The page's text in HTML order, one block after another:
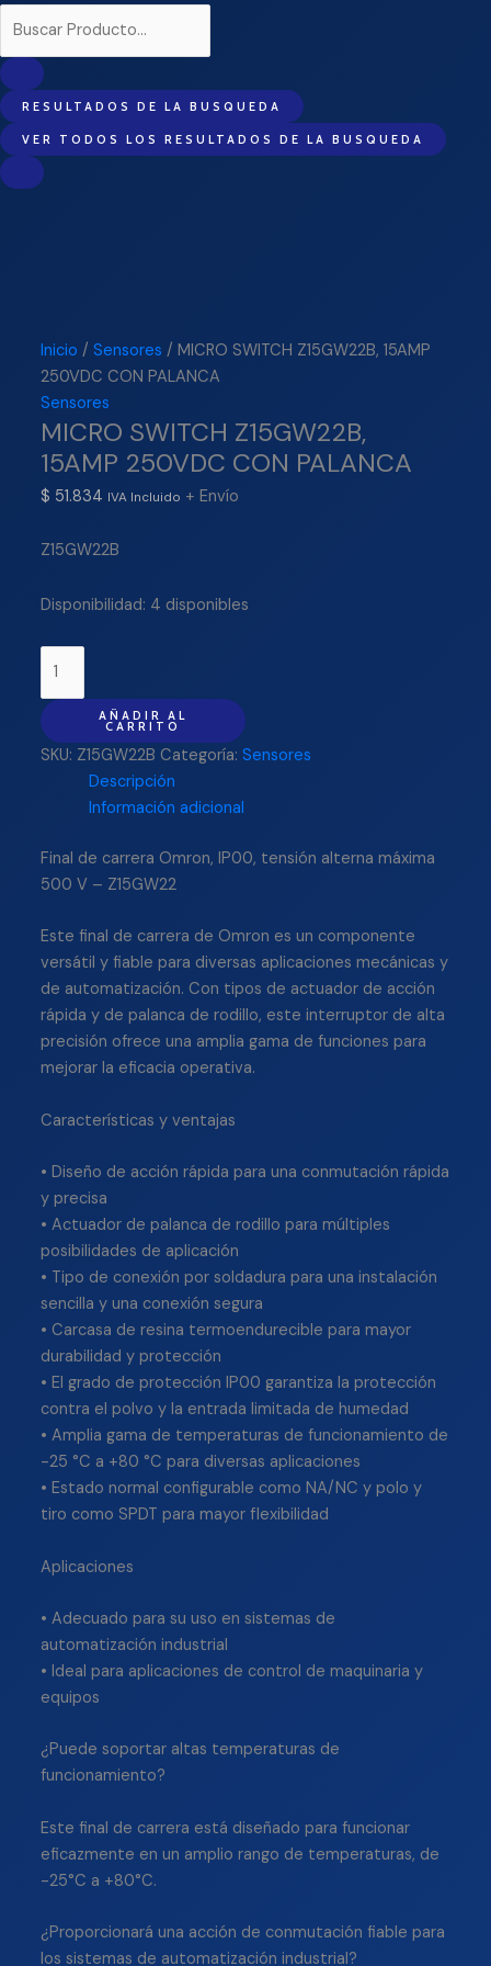
RESULTADOS DE LA BUSQUEDA
VER TODOS LOS RESULTADOS DE LA BUSQUEDA
Inicio /Sensores / MICRO SWITCH Z15GW22B, 15AMP
250VDC CON PALANCA
Sensores
MICRO SWITCH Z15GW22B,
15AMP 250VDC CON PALANCA
$ 51.834 IVA Incluido + Envío
Z15GW22B
Disponibilidad: 4 disponibles
AÑADIR AL
CARRITO
SKU: Z15GW22B Categoría:Sensores
Descripción
Información adicional
Final de carrera Omron, IP00, tensión alterna máxima
500 V – Z15GW22
Este final de carrera de Omron es un componente
versátil y fiable para diversas aplicaciones mecánicas y
de automatización. Con tipos de actuador de acción
rápida y de palanca de rodillo, este interruptor de alta
precisión ofrece una amplia gama de funciones para
mejorar la eficacia operativa.
Características y ventajas
• Diseño de acción rápida para una conmutación rápida
y precisa
• Actuador de palanca de rodillo para múltiples
posibilidades de aplicación
• Tipo de conexión por soldadura para una instalación
sencilla y una conexión segura
• Carcasa de resina termoendurecible para mayor
durabilidad y protección
• El grado de protección IP00 garantiza la protección
contra el polvo y la entrada limitada de humedad
• Amplia gama de temperaturas de funcionamiento de
-25 °C a +80 °C para diversas aplicaciones
• Estado normal configurable como NA/NC y polo y
tiro como SPDT para mayor flexibilidad
Aplicaciones
• Adecuado para su uso en sistemas de
automatización industrial
• Ideal para aplicaciones de control de maquinaria y
equipos
¿Puede soportar altas temperaturas de
funcionamiento?
Este final de carrera está diseñado para funcionar
eficazmente en un amplio rango de temperaturas, de
-25°C a +80°C.
¿Proporcionará una acción de conmutación fiable para
los sistemas de automatización industrial?